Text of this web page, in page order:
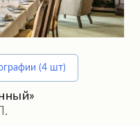
(4 шт)